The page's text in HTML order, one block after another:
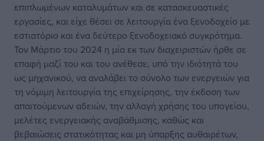
επιπλωμένων καταλυμάτων και σε κατασκευαστικές
εργασίες, και είχε θέσει σε λειτουργία ένα ξενοδοχείο με
εστιατόριο και ένα δεύτερο ξενοδοχειακό συγκρότημα.
Τον Μάρτιο του 2024 η μία εκ των διαχειριστών ήρθε σε
επαφή μαζί του και του ανέθεσε, υπό την ιδιότητά του
ως μηχανικού, να αναλάβει το σύνολο των ενεργειών για
τη νόμιμη λειτουργία της επιχείρησης, την έκδοση των
απαιτούμενων αδειών, την αλλαγή χρήσης του υπογείου,
μελέτες ενεργειακής αναβάθμισης, καθώς και
βεβαιώσεις στατικότητας και μη ύπαρξης αυθαιρέτων,